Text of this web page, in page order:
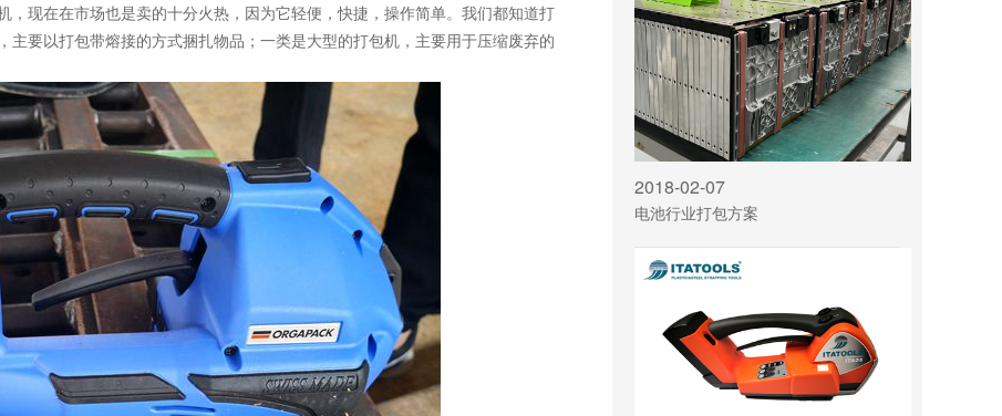
现在在市场也是卖的十分火热，因为它轻便，快捷，操作简单。我们都知道打
要以打包带熔接的方式捆扎物品；一类是大型的打包机，主要用于压缩废弃的
2018-02-07
电池行业打包方案